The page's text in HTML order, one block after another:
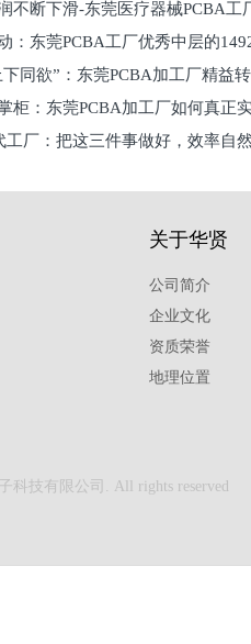
不断下滑-东莞医疗器械PCBA工
：东莞PCBA工厂优秀中层的
下同欲”：东莞PCBA加工厂精益
柜：东莞PCBA加工厂如何真正
工厂：把这三件事做好，效率自
关于华贤
公司简介
企业文化
资质荣誉
地理位置
科技有限公司. All rights reserved